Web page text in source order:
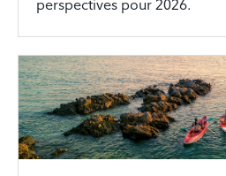
perspectives pour 2026.